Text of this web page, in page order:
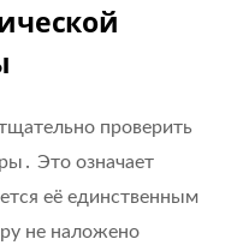
проверить
Это означает
её единственным
не наложено